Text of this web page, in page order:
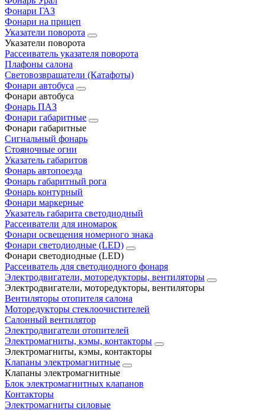
Фонари ГАЗ
Фонари на прицеп
Указатели поворота
Указатели поворота
Рассеиватель указателя поворота
Плафоны салона
Световозвращатели (Катафоты)
Фонари автобуса
Фонари автобуса
Фонарь ПАЗ
Фонари габаритные
Фонари габаритные
Сигнальный фонарь
Стояночные огни
Указатель габаритов
Фонарь автопоезда
Фонарь габаритный рога
Фонарь контурный
Фонари маркерные
Указатель габарита светодиодный
Рассеиватели для иномарок
Фонари освещения номерного знака
Фонари светодиодные (LED)
Фонари светодиодные (LED)
Рассеиватель для светодиодного фонаря
Электродвигатели, моторедукторы, вентиляторы
Электродвигатели, моторедукторы, вентиляторы
Вентиляторы отопителя салона
Моторедукторы стеклоочистителей
Салонный вентилятор
Электродвигатели отопителей
Электромагниты, кэмы, контакторы
Электромагниты, кэмы, контакторы
Клапаны электромагнитные
Клапаны электромагнитные
Блок электромагнитных клапанов
Контакторы
Электромагниты силовые